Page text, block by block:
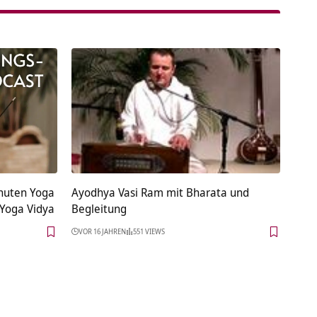
Yoga
Vidya
Ayodhya Vasi Ram mit Bharata und
Begleitung
VOR 16 JAHREN 551 VIEWS